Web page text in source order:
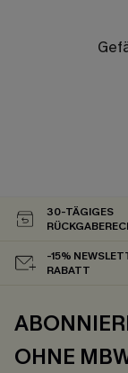
30-TÄGIGES
-15%
RABATT
OHNE